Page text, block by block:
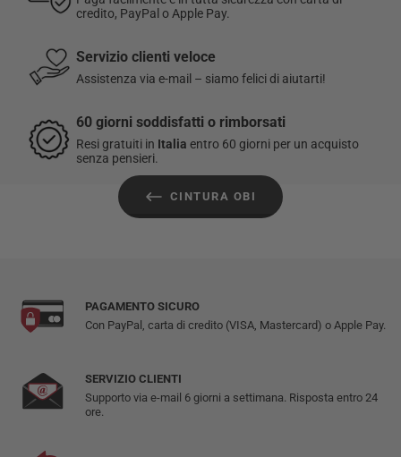
dell’ordine per restituire o cambiare un articolo.
I resi sono gratuiti per gli ordini effettuati in Italia.
Per maggiori informazioni, consulta la nostra
credito, PayPal o Apple Pay.
Servizio clienti veloce
Assistenza via e-mail – siamo felici di aiutarti!
60 giorni soddisfatti o rimborsati
Resi gratuiti in Italia entro 60 giorni per un acquisto
senza pensieri.
CINTURA OBI
PAGAMENTO SICURO
Con PayPal, carta di credito (VISA, Mastercard) o Apple Pay.
SERVIZIO CLIENTI
Supporto via e-mail 6 giorni a settimana. Risposta entro 24
ore.